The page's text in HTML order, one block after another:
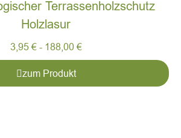
Terrassenholzschutz
Holzlasur
3,95 € - 188,00 €
zum Produkt